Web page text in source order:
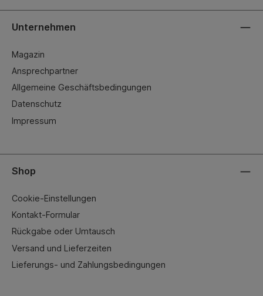
Unternehmen
Magazin
Ansprechpartner
Allgemeine Geschäftsbedingungen
Datenschutz
Impressum
Shop
Cookie-Einstellungen
Kontakt-Formular
Rückgabe oder Umtausch
Versand und Lieferzeiten
Lieferungs- und Zahlungsbedingungen